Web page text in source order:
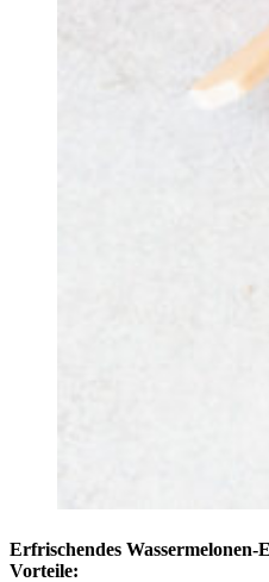
Erfrischendes Wassermelonen-
Vorteile: